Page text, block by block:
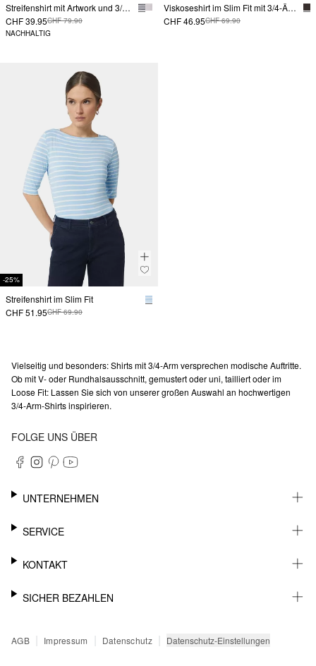
Streifenshirt mit Artwork und 3/4-Ärmeln
CHF 39.95CHF 79.90
NACHHALTIG
Viskoseshirt im Slim Fit mit 3/4-Ärmeln
CHF 46.95CHF 69.90
-25%
Streifenshirt im Slim Fit
CHF 51.95CHF 69.90
Vielseitig und besonders: Shirts mit 3/4-Arm versprechen modische Auftritte.
Ob mit V- oder Rundhalsausschnitt, gemustert oder uni, tailliert oder im
Loose Fit: Lassen Sie sich von unserer großen Auswahl an hochwertigen
3/4-Arm-Shirts inspirieren.
FOLGE UNS ÜBER
UNTERNEHMEN
KARRIERE
SERVICE
NEWSLETTER
MEIN KONTO
RÜCKGABE
KONTAKT
SUPPORT
SICHER BEZAHLEN
PAYPAL
AGB | Impressum | Datenschutz | Datenschutz-Einstellungen